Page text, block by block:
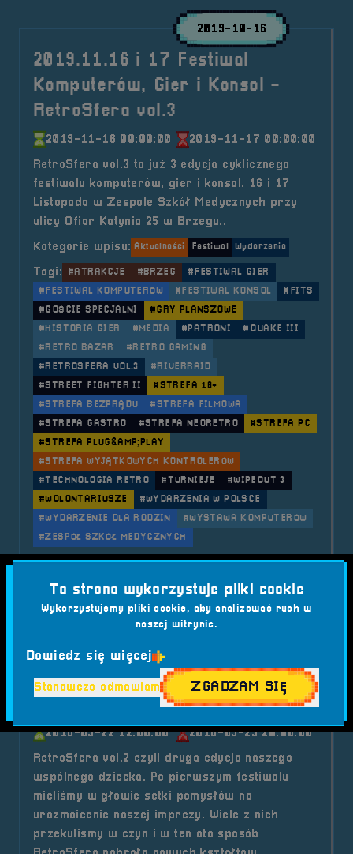
2019-10-16
2019.11.16 i 17 Festiwal
Komputerów, Gier i Konsol -
RetroSfera vol.3
2019-11-16 00:00:00
2019-11-17 00:00:00
RetroSfera vol.3 to już 3 edycja cyklicznego
festiwalu komputerów, gier i konsol. 16 i 17
Listopada w Zespole Szkół Medycznych przy
ulicy Ofiar Katynia 25 w Brzegu..
Kategorie wpisu: Aktualności Festiwal Wydarzenia
Tagi: #ATRAKCJE #BRZEG
#FESTIWAL GIER
#FESTIWAL KOMPUTERÓW
#FESTIWAL KONSOL
#FITS
#GOŚCIE SPECJALNI
#GRY PLANSZOWE
#HISTORIA GIER
#MEDIA #PATRONI
#QUAKE III
#RETRO BAZAR
#RETRO GAMING
#RETROSFERA VOL.3
#RIVERRAID
#STREET FIGHTER II
#STREFA 18+
#STREFA BEZPRĄDU
#STREFA FILMOWA
#STREFA GASTRO
#STREFA NEORETRO
#STREFA PC
#STREFA PLUG&AMP;PLAY
#STREFA WYJĄTKOWYCH KONTROLERÓW
#TECHNOLOGIA RETRO
#TURNIEJE
#WIPEOUT 3
#WOLONTARIUSZE
#WYDARZENIA W POLSCE
#WYDARZENIE DLA RODZIN
#WYSTAWA KOMPUTERÓW
#ZESPÓŁ SZKÓŁ MEDYCZNYCH
2018-09-22
2018.09.21, 22 i 23 Festiwal
Komputerów, Gier i Konsol -
RetroSfera vol.2
2018-09-22 12:00:00
2018-09-23 20:00:00
RetroSfera vol.2 czyli druga edycja naszego
wspólnego dziecka. Po pierwszym festiwalu
mieliśmy w głowie setki pomysłów na
urozmaicenie naszej imprezy. Wiele z nich
przekuliśmy w czyn i w ten oto sposób
Ta strona wykorzystuje pliki cookie
Wykorzystujemy pliki cookie, aby analizować ruch w
naszej witrynie.
Dowiedz się więcej
Stanowczo odmawiam ZGADZAM SIĘ